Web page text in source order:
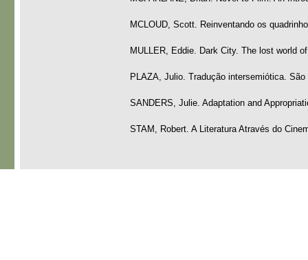
MCLOUD, Scott. Reinventando os
MULLER, Eddie. Dark City. The lost world
PLAZA, Julio. Tradução intersemiótica.
SANDERS, Julie. Adaptation and
STAM, Robert. A Literatura Através do